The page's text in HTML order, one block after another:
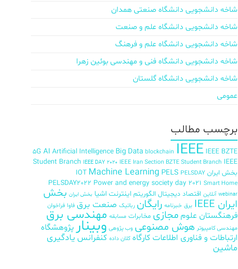
شاخه دانشجویی دانشگاه صنعتی همدان
شاخه دانشجویی دانشگاه علم و صنعت
شاخه دانشجویی دانشگاه علم و فرهنگ
شاخه دانشجویی دانشگاه فنی و مهندسی بوئین زهرا
شاخه دانشجویی دانشگاه گلستان
عمومی
برچسب‌ مطالب
5G AI Artificial Intelligence Big Data blockchain IEEE IEEE BZTE
Student Branch IEEE DAY 2020 IEEE Iran Section BZTE Student Branch IEEE
بخش ایران
IOT Machine Learning PELS PELSDAY
PELSDAY2022 Power and energy society day 2021 Smart Home
webinar آنلاین اقتصاد دیجیتال الگوریتم اینترنت اشیا بخش ایران بخش
ایران IEEE
برق خبرنامه رایگان رباتیک صنعت برق فاوا فراخوان
فرهنگستان علوم مجازی مخابرات مسابقه مهندسی برق
مهندسی کامپیوتر هوش مصنوعی وب پژوهی وبینارپژوهشگاه
ارتباطات و فناوری اطلاعات کارگاه کلان داده کنفرانس یادگیری
ماشین